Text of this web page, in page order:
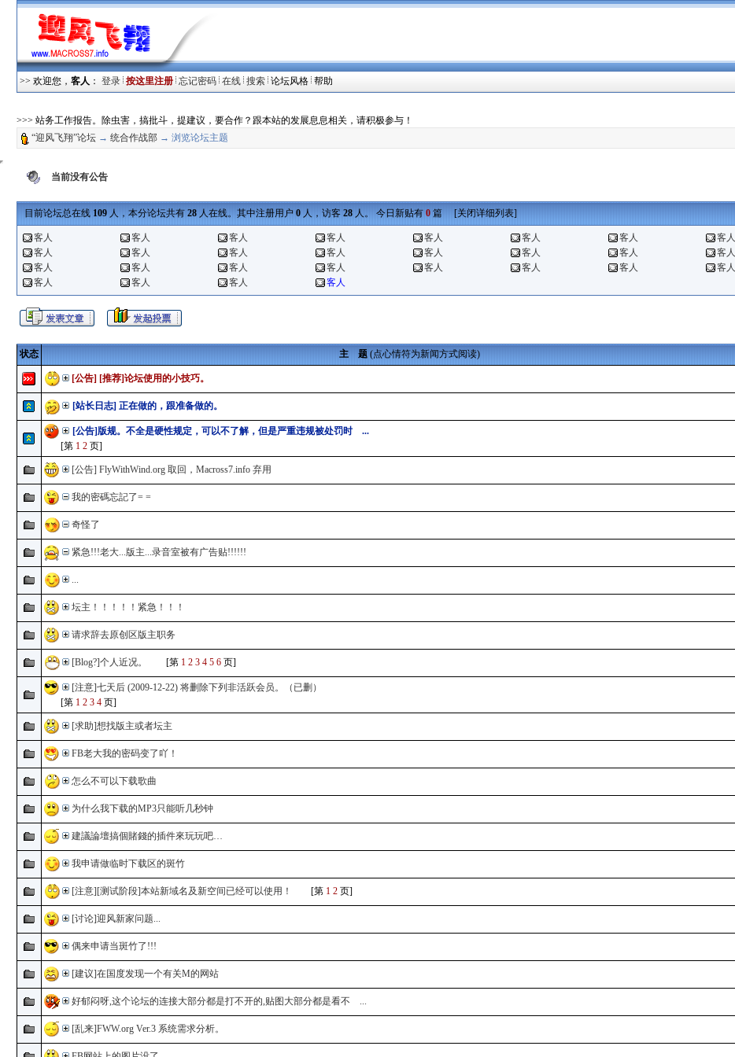
>> 欢迎您， 客人： 登录 按这里注册 忘记密码 在线 搜索 论坛风格 帮助
>>> 站务工作报告。除虫害，搞批斗，提建议，要合作？跟本站的发展息息相关，请积极参与！
“迎风飞翔”论坛→ 统合作战部→ 浏览论坛主题
当前没有公告
目前论坛总在线 109人，本分论坛共有 28人在线。其中注册用户 0人，访客 28人。 今日新贴有 0篇 [关闭详细列表]
客人 客人 客人 客人 客人 客人 客人
客人
客人
客人 客人 客人 客人 客人 客人
客人
客人
客人 客人 客人 客人 客人 客人
客人
客人
客人 客人 客人
状态
主 题 (点心情符为新闻方式阅读)
[公告] [推荐]论坛使用的小技巧。
[站长日志] 正在做的，跟准备做的。
[公告]版规。不全是硬性规定，可以不了解，但是严重违规被处罚时 ...
[第 1 2页]
[公告] FlyWithWind.org 取回，Macross7.info 弃用
我的密碼忘記了= =
奇怪了
紧急!!!老大...版主...录音室被有广告贴!!!!!!
坛主！！！！！紧急！！！
请求辞去原创区版主职务
[Blog?]个人近况。 [第 1 2 3 4 5 6页]
[注意]七天后 (2009-12-22) 将删除下列非活跃会员。（已删）
[第 1 2 3 4页]
[求助]想找版主或者坛主
FB老大我的密码变了吖！
怎么不可以下载歌曲
为什么我下载的MP3只能听几秒钟
建議論壇搞個賭錢的插件來玩玩吧…
我申请做临时下载区的斑竹
[注意][测试阶段]本站新域名及新空间已经可以使用！ [第 1 2页]
[讨论]迎风新家问题...
偶来申请当斑竹了!!!
[建议]在国度发现一个有关M的网站
好郁闷呀,这个论坛的连接大部分都是打不开的,贴图大部分都是看不 ...
[乱来]FWW.org Ver.3 系统需求分析。